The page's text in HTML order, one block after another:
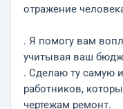
отражение
. Я помогу вам
учитывая ваш
. Сделаю ту самую
работников,
чертежам ремонт.